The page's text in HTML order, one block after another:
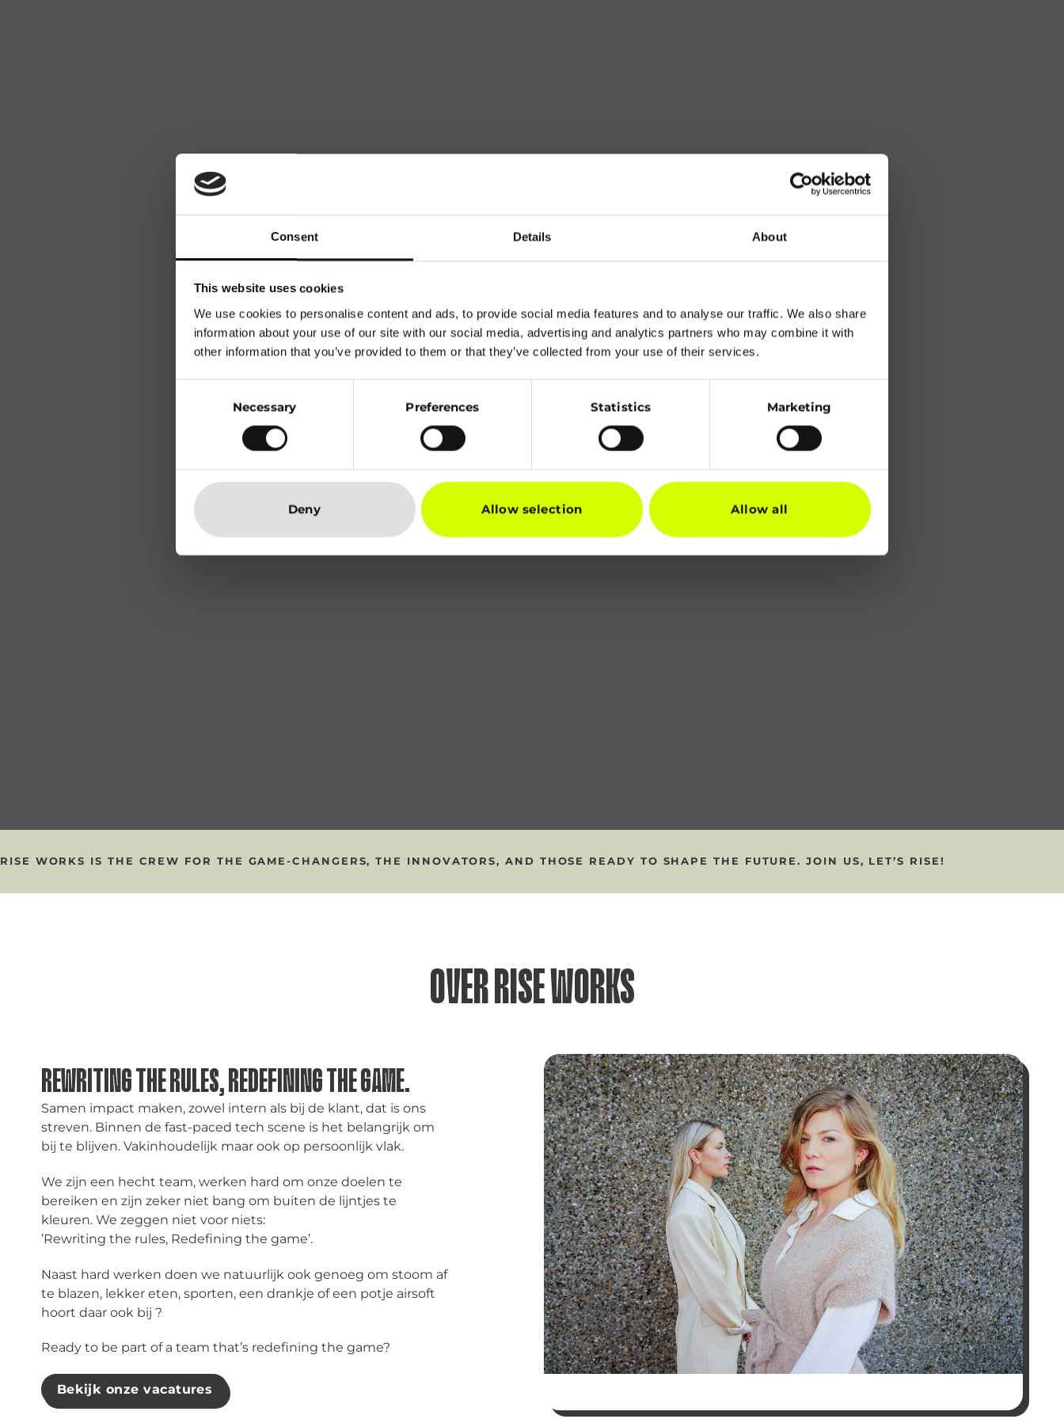
Consent Details About
This website uses cookies
We use cookies to personalise content and ads, to provide social media features and to analyse our traffic. We also share
information about your use of our site with our social media, advertising and analytics partners who may combine it with
other information that you’ve provided to them or that they’ve collected from your use of their services.
Necessary Preferences Statistics Marketing
Deny Allow selection Allow all
RISE WORKS IS THE CREW FOR THE GAME-CHANGERS, THE INNOVATORS, AND THOSE READY TO SHAPE THE FUTURE. JOIN US, LET’S RISE!
OVER RISE WORKS
REWRITING THE RULES, REDEFINING THE GAME.
Samen impact maken, zowel intern als bij de klant, dat is ons
streven. Binnen de fast-paced tech scene is het belangrijk om
bij te blijven. Vakinhoudelijk maar ook op persoonlijk vlak.
We zijn een hecht team, werken hard om onze doelen te
bereiken en zijn zeker niet bang om buiten de lijntjes te
kleuren. We zeggen niet voor niets:
’Rewriting the rules, Redefining the game’.
Naast hard werken doen we natuurlijk ook genoeg om stoom af
te blazen, lekker eten, sporten, een drankje of een potje airsoft
hoort daar ook bij ?
Ready to be part of a team that’s redefining the game?
Bekijk onze vacatures